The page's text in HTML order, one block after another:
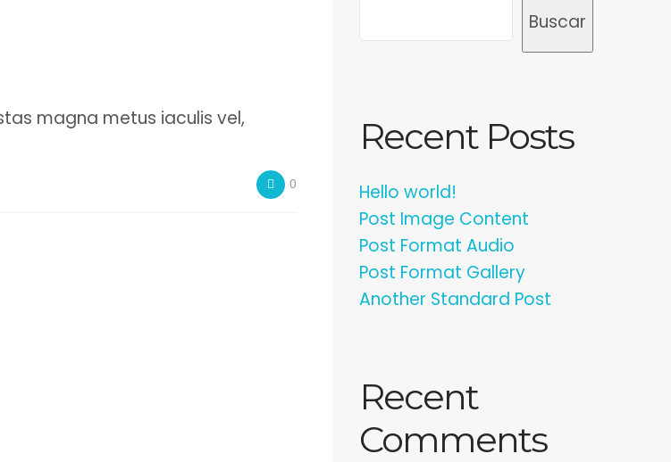
magna metus iaculis vel,
0
Buscar
Recent Posts
Hello world!
Post Image Content
Post Format Audio
Post Format Gallery
Another Standard Post
Recent
Comments